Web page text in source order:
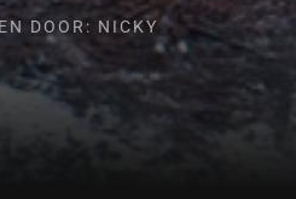
DOOR: NICKY